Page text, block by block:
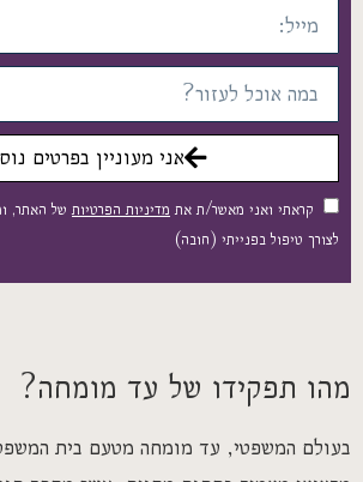
אני מעוניין בפרטים
קראתי ואני מאשר/ת את מדיניות הפרטיותשל האתר,
לצורך טיפול בפנייתי (חובה)
מהו תפקידו של עד מומחה?
בעולם המשפטי, עד מומחה מטעם בית